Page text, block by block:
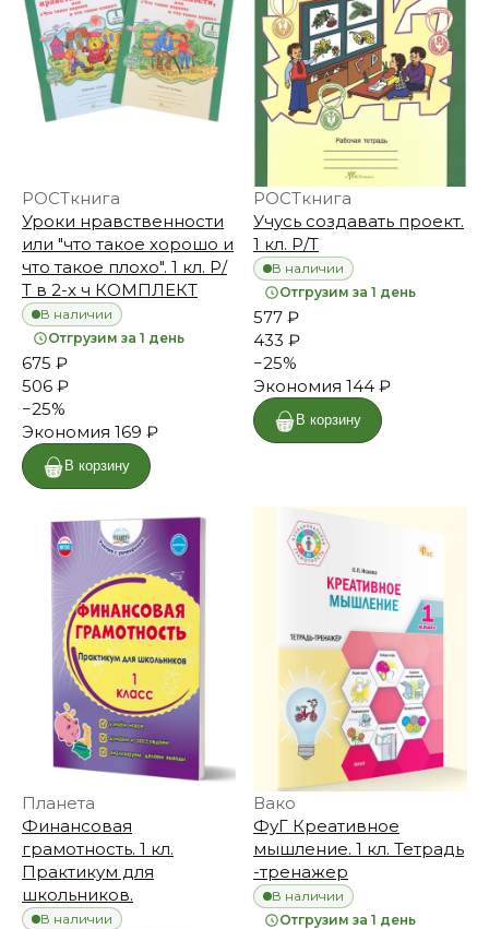
РОСТкнига
Уроки нравственности
или "что такое хорошо и
что такое плохо". 1 кл. Р/
Т в 2-х ч КОМПЛЕКТ
В наличии
Отгрузим за 1 день
675 ₽
506 ₽
−25%
Экономия 169 ₽
В корзину
РОСТкнига
Учусь создавать проект.
1 кл. Р/Т
В наличии
Отгрузим за 1 день
577 ₽
433 ₽
−25%
Экономия 144 ₽
В корзину
Планета
Финансовая
грамотность. 1 кл.
Практикум для
школьников.
В наличии
Вако
ФуГ Креативное
мышление. 1 кл. Тетрадь
-тренажер
В наличии
Отгрузим за 1 день